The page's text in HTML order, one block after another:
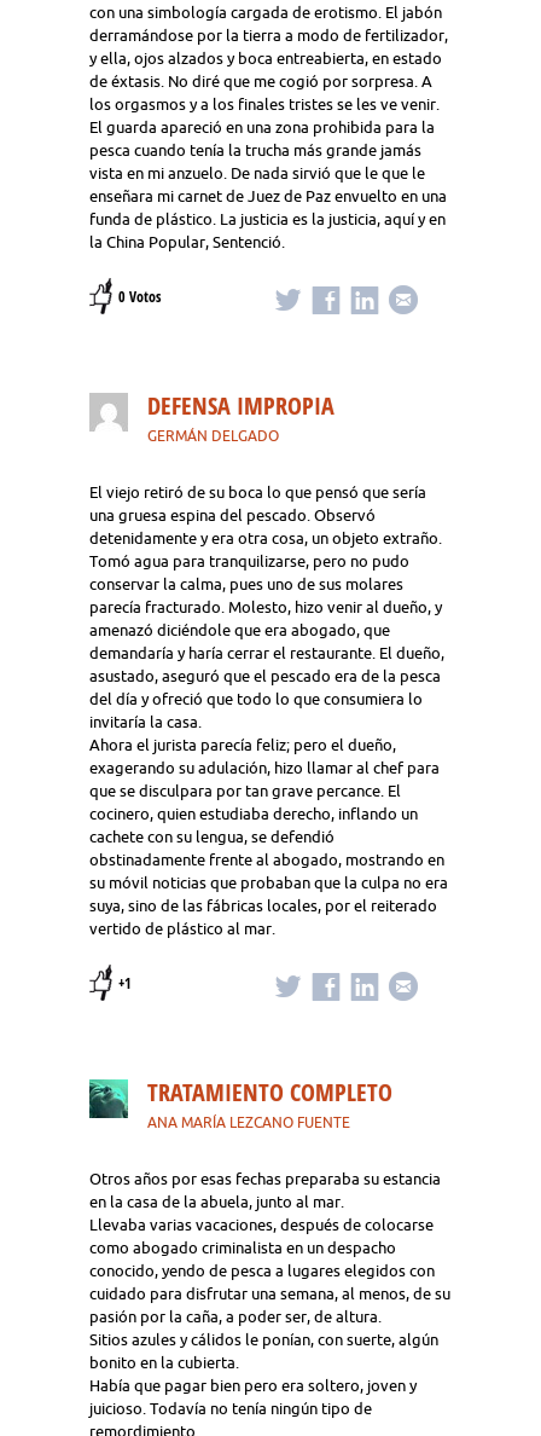
con una simbología cargada de erotismo. El jabón
derramándose por la tierra a modo de fertilizador,
y ella, ojos alzados y boca entreabierta, en estado
de éxtasis. No diré que me cogió por sorpresa. A
los orgasmos y a los finales tristes se les ve venir.
El guarda apareció en una zona prohibida para la
pesca cuando tenía la trucha más grande jamás
vista en mi anzuelo. De nada sirvió que le que le
enseñara mi carnet de Juez de Paz envuelto en una
funda de plástico. La justicia es la justicia, aquí y en
la China Popular, Sentenció.
0 Votos
DEFENSA IMPROPIA
GERMÁN DELGADO
El viejo retiró de su boca lo que pensó que sería
una gruesa espina del pescado. Observó
detenidamente y era otra cosa, un objeto extraño.
Tomó agua para tranquilizarse, pero no pudo
conservar la calma, pues uno de sus molares
parecía fracturado. Molesto, hizo venir al dueño, y
amenazó diciéndole que era abogado, que
demandaría y haría cerrar el restaurante. El dueño,
asustado, aseguró que el pescado era de la pesca
del día y ofreció que todo lo que consumiera lo
invitaría la casa.
Ahora el jurista parecía feliz; pero el dueño,
exagerando su adulación, hizo llamar al chef para
que se disculpara por tan grave percance. El
cocinero, quien estudiaba derecho, inflando un
cachete con su lengua, se defendió
obstinadamente frente al abogado, mostrando en
su móvil noticias que probaban que la culpa no era
suya, sino de las fábricas locales, por el reiterado
vertido de plástico al mar.
+1
TRATAMIENTO COMPLETO
ANA MARÍA LEZCANO FUENTE
Otros años por esas fechas preparaba su estancia
en la casa de la abuela, junto al mar.
Llevaba varias vacaciones, después de colocarse
como abogado criminalista en un despacho
conocido, yendo de pesca a lugares elegidos con
cuidado para disfrutar una semana, al menos, de su
pasión por la caña, a poder ser, de altura.
Sitios azules y cálidos le ponían, con suerte, algún
bonito en la cubierta.
Había que pagar bien pero era soltero, joven y
juicioso. Todavía no tenía ningún tipo de
remordimiento.